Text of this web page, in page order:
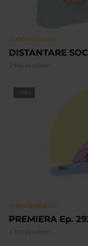
ANDONEVRALGIC
DISTANTARE
2.942 vizualizari
VIDEO
ANDONEVRALGIC
PREMIERA Ep.
2.935 vizualizari